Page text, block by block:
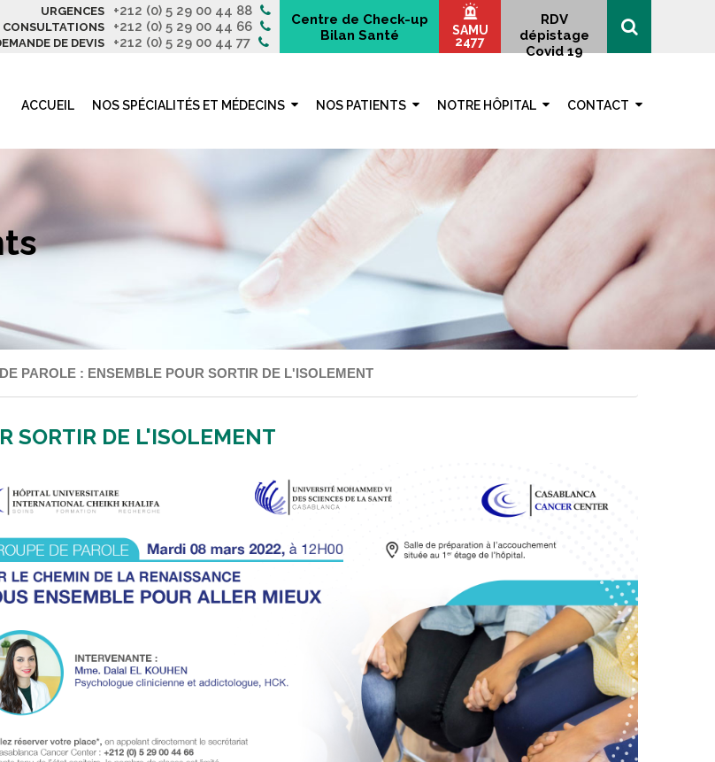
URGENCES +212 (0) 5 29 00 44 88
CONSULTATIONS +212 (0) 5 29 00 44 66
DE DEVIS +212 (0) 5 29 00 44 77
Centre de Check-up
Bilan Santé
SAMU
2477
RDV
dépistage
Covid 19
ACCUEIL NOS SPÉCIALITÉS ET MÉDECINS NOS PATIENTS NOTRE HÔPITAL CONTACT
PAROLE : ENSEMBLE POUR SORTIR DE L'ISOLEMENT
SORTIR DE L'ISOLEMENT